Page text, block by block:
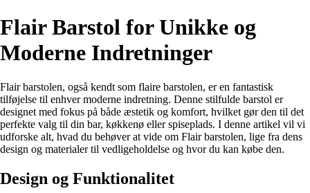
Flair Barstol for Unikke og
Moderne Indretninger
Flair barstolen, også kendt som flaire barstolen, er en fantastisk
tilføjelse til enhver moderne indretning. Denne stilfulde barstol er
designet med fokus på både æstetik og komfort, hvilket gør den til det
perfekte valg til din bar, køkkenø eller spiseplads. I denne artikel vil vi
udforske alt, hvad du behøver at vide om Flair barstolen, lige fra dens
design og materialer til vedligeholdelse og hvor du kan købe den.
Design og Funktionalitet